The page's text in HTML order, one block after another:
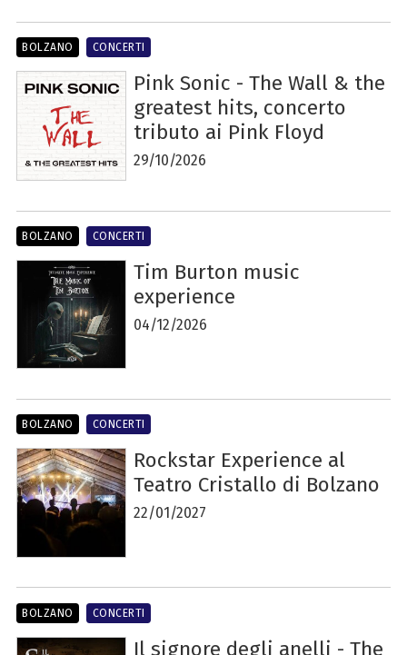
Pink Sonic - The Wall & the
greatest hits, concerto
tributo ai Pink Floyd
29/10/2026
BOLZANO CONCERTI
Tim Burton music
experience
04/12/2026
BOLZANO CONCERTI
Rockstar Experience al
Teatro Cristallo di Bolzano
22/01/2027
BOLZANO CONCERTI
Il signore degli anelli - The
BOLZANO CONCERTI